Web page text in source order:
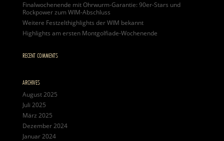
Finalwochenende mit Ohrwurm-Garantie: 90er-Stars und
Rockpower zum WIM-Abschluss
Weitere Festzelthighlights der WIM bekannt
Highlights am ersten Montgolfiade-Wochenende
RECENT COMMENTS
ARCHIVES
August 2025
Juli 2025
März 2025
Dezember 2024
Januar 2024